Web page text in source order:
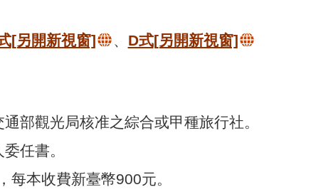
[另開新視窗] 、 D式[另開新視窗]
部觀光局核准之綜合或甲種旅行社。
任書。
本收費新臺幣900元。